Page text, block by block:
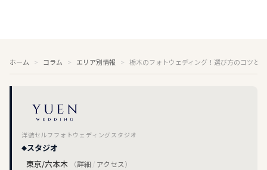
ホーム コラム エリア別情報 栃木のフォトウェディング！選び方のコツと
洋装セルフフォトウェディングスタジオ
スタジオ
東京/六本木
（詳細 / アクセス）